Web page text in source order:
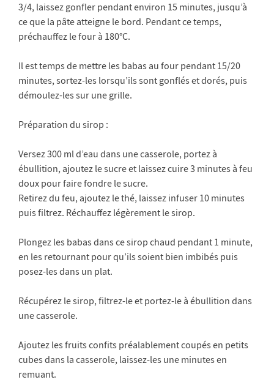
3/4, laissez gonfler pendant environ 15 minutes, jusqu’à
ce que la pâte atteigne le bord. Pendant ce temps,
préchauffez le four à 180°C.
Il est temps de mettre les babas au four pendant 15/20
minutes, sortez-les lorsqu’ils sont gonflés et dorés, puis
démoulez-les sur une grille.
Préparation du sirop :
Versez 300 ml d’eau dans une casserole, portez à
ébullition, ajoutez le sucre et laissez cuire 3 minutes à feu
doux pour faire fondre le sucre.
Retirez du feu, ajoutez le thé, laissez infuser 10 minutes
puis filtrez. Réchauffez légèrement le sirop.
Plongez les babas dans ce sirop chaud pendant 1 minute,
en les retournant pour qu’ils soient bien imbibés puis
posez-les dans un plat.
Récupérez le sirop, filtrez-le et portez-le à ébullition dans
une casserole.
Ajoutez les fruits confits préalablement coupés en petits
cubes dans la casserole, laissez-les une minutes en
remuant.